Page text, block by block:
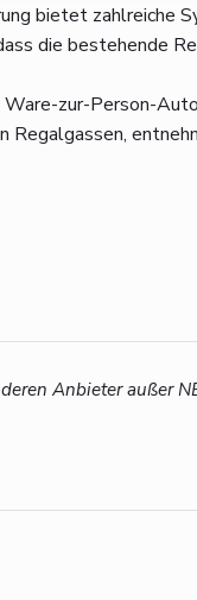
bietet zahlreiche
die bestehende
Ware-zur-Person-
Regalgassen,
Anbieter außer